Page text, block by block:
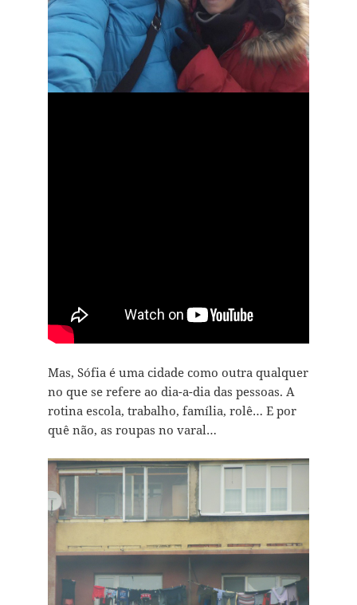
Mas, Sófia é uma cidade como outra qualquer
no que se refere ao dia-a-dia das pessoas. A
rotina escola, trabalho, família, rolê… E por
quê não, as roupas no varal…